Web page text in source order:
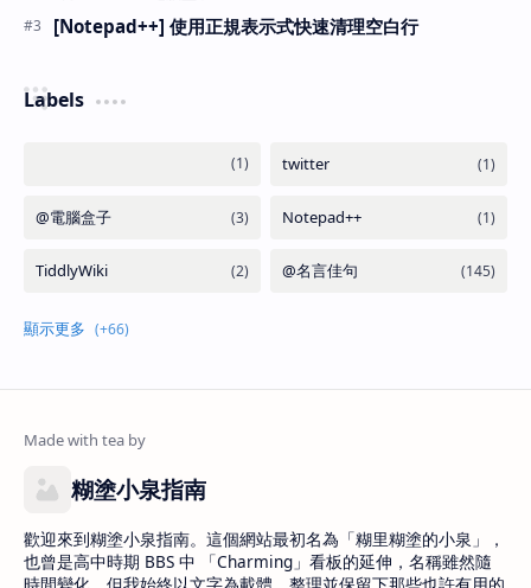
[Notepad++] 使用正規表示式快速清理空白行
Labels
糊塗小泉指南
歡迎來到糊塗小泉指南。這個網站最初名為「糊里糊塗的小泉」，
也曾是高中時期 BBS 中 「Charming」看板的延伸，名稱雖然隨